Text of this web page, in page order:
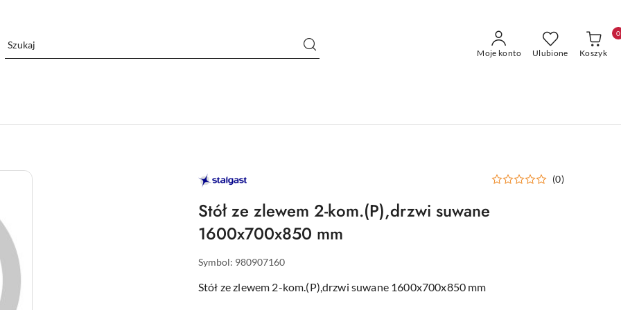
Moje konto Ulubione Koszyk
0
STALGAST
–
DLA
GASTRONOMII
(0)
Stół ze zlewem 2-kom.(P),drzwi suwane
1600x700x850 mm
Symbol: 980907160
Stół ze zlewem 2-kom.(P),drzwi suwane 1600x700x850 mm